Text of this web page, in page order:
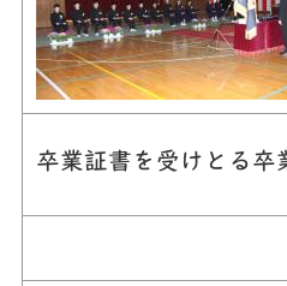
卒業証書を受けとる卒